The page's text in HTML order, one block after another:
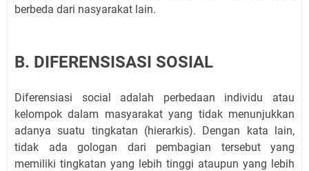
berbeda dari nasyarakat lain.
B. DIFERENSISASI SOSIAL
Diferensiasi social adalah perbedaan individu atau
kelompok dalam masyarakat yang tidak menunjukkan
adanya suatu tingkatan (hierarkis). Dengan kata lain,
tidak ada gologan dari pembagian tersebut yang
memiliki tingkatan yang lebih tinggi ataupun yang lebih